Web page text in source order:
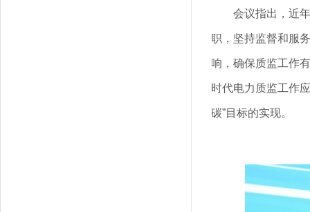
会议指出，近
职，坚持监督和服
响，确保质监工作
时代电力质监工作
碳”目标的实现。